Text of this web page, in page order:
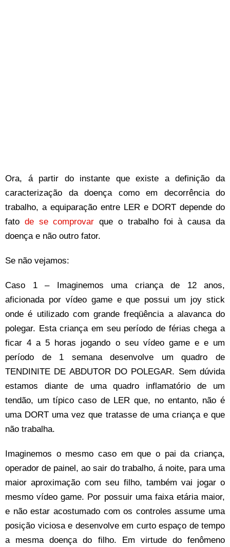
Ora, á partir do instante que existe a definição da
caracterização da doença como em decorrência do
trabalho, a equiparação entre LER e DORT depende do
fato de se comprovar que o trabalho foi à causa da
doença e não outro fator.
Se não vejamos:
Caso 1 – Imaginemos uma criança de 12 anos,
aficionada por vídeo game e que possui um joy stick
onde é utilizado com grande freqüência a alavanca do
polegar. Esta criança em seu período de férias chega a
ficar 4 a 5 horas jogando o seu vídeo game e e um
período de 1 semana desenvolve um quadro de
TENDINITE DE ABDUTOR DO POLEGAR. Sem dúvida
estamos diante de uma quadro inflamatório de um
tendão, um típico caso de LER que, no entanto, não é
uma DORT uma vez que tratasse de uma criança e que
não trabalha.
Imaginemos o mesmo caso em que o pai da criança,
operador de painel, ao sair do trabalho, á noite, para uma
maior aproximação com seu filho, também vai jogar o
mesmo vídeo game. Por possuir uma faixa etária maior,
e não estar acostumado com os controles assume uma
posição viciosa e desenvolve em curto espaço de tempo
a mesma doença do filho. Em virtude do fenômeno